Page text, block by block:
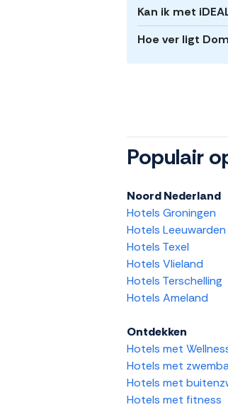
Kan ik met
Hoe ver ligt
Populair
Noord Nederland
Hotels Groningen
Hotels Leeuwarden
Hotels Texel
Hotels Vlieland
Hotels Terschelling
Hotels Ameland
Ontdekken
Hotels met
Hotels met
Hotels met
Hotels met fitness